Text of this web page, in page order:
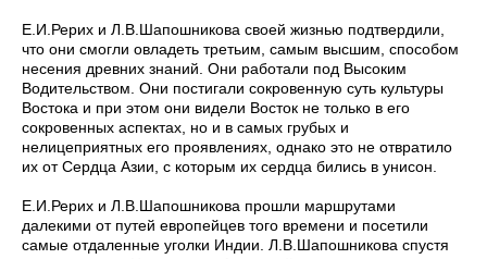
Е.И.Рерих и Л.В.Шапошникова своей жизнью подтвердили,
что они смогли овладеть третьим, самым высшим, способом
несения древних знаний. Они работали под Высоким
Водительством. Они постигали сокровенную суть культуры
Востока и при этом они видели Восток не только в его
сокровенных аспектах, но и в самых грубых и
нелицеприятных его проявлениях, однако это не отвратило
их от Сердца Азии, с которым их сердца бились в унисон.
Е.И.Рерих и Л.В.Шапошникова прошли маршрутами
далекими от путей европейцев того времени и посетили
самые отдаленные уголки Индии. Л.В.Шапошникова спустя